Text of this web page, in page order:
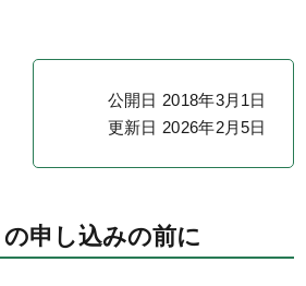
公開日 2018年3月1日
更新日 2026年2月5日
申し込みの前に